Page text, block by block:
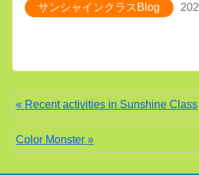
サンシャインクラスBlog
« Recent activities in Sunshine Class
Color Monster »